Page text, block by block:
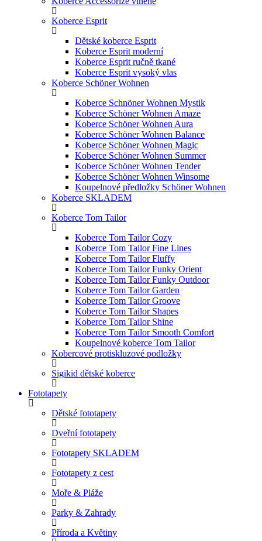
Koberce Esprit
Dětské koberce Esprit
Koberce Esprit moderní
Koberce Esprit ručně tkané
Koberce Esprit vysoký vlas
Koberce Schöner Wohnen
Koberce Schnöner Wohnen Mystik
Koberce Schöner Wohnen Amaze
Koberce Schöner Wohnen Aura
Koberce Schöner Wohnen Balance
Koberce Schöner Wohnen Magic
Koberce Schöner Wohnen Summer
Koberce Schöner Wohnen Tender
Koberce Schöner Wohnen Winsome
Koupelnové předložky Schöner Wohnen
Koberce SKLADEM
Koberce Tom Tailor
Koberce Tom Tailor Cozy
Koberce Tom Tailor Fine Lines
Koberce Tom Tailor Fluffy
Koberce Tom Tailor Funky Orient
Koberce Tom Tailor Funky Outdoor
Koberce Tom Tailor Garden
Koberce Tom Tailor Groove
Koberce Tom Tailor Shapes
Koberce Tom Tailor Shine
Koberce Tom Tailor Smooth Comfort
Koupelnové koberce Tom Tailor
Kobercové protiskluzové podložky
Sigikid dětské koberce
Fototapety
Dětské fototapety
Dveřní fototapety
Fototapety SKLADEM
Fototapety z cest
Moře & Pláže
Parky & Zahrady
Příroda a Květiny